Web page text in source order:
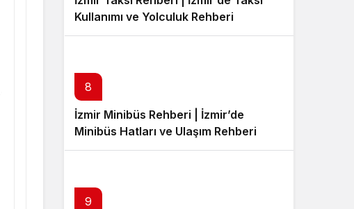
Kullanımı ve Yolculuk Rehberi
8
İzmir Minibüs Rehberi | İzmir’de
Minibüs Hatları ve Ulaşım Rehberi
9